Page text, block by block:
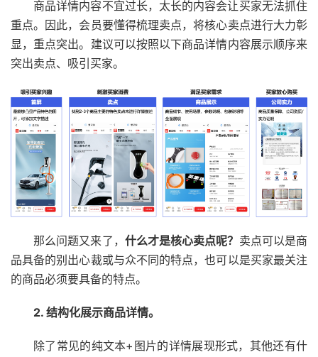
商品详情内容不宜过长，太长的内容会让买家无法抓住
重点。因此，会员要懂得梳理卖点，将核心卖点进行大力彰
显，重点突出。建议可以按照以下商品详情内容展示顺序来
突出卖点、吸引买家。
那么问题又来了， 什么才是核心卖点呢？ 卖点可以是商
品具备的别出心裁或与众不同的特点，也可以是买家最关注
的商品必须要具备的特点。
2. 结构化展示商品详情。
除了常见的纯文本+图片的详情展现形式，其他还有什